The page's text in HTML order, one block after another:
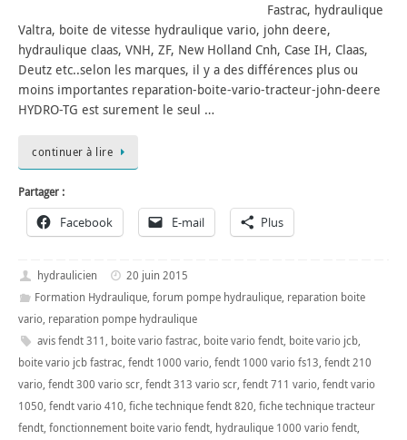
Fastrac, hydraulique
Valtra, boite de vitesse hydraulique vario, john deere,
hydraulique claas, VNH, ZF, New Holland Cnh, Case IH, Claas,
Deutz etc..selon les marques, il y a des différences plus ou
moins importantes reparation-boite-vario-tracteur-john-deere
HYDRO-TG est surement le seul …
continuer à lire
Partager :
Facebook E-mail Plus
hydraulicien
20 juin 2015
Formation Hydraulique, forum pompe hydraulique, reparation boite
vario, reparation pompe hydraulique
avis fendt 311, boite vario fastrac, boite vario fendt, boite vario jcb,
boite vario jcb fastrac, fendt 1000 vario, fendt 1000 vario fs13, fendt 210
vario, fendt 300 vario scr, fendt 313 vario scr, fendt 711 vario, fendt vario
1050, fendt vario 410, fiche technique fendt 820, fiche technique tracteur
fendt, fonctionnement boite vario fendt, hydraulique 1000 vario fendt,